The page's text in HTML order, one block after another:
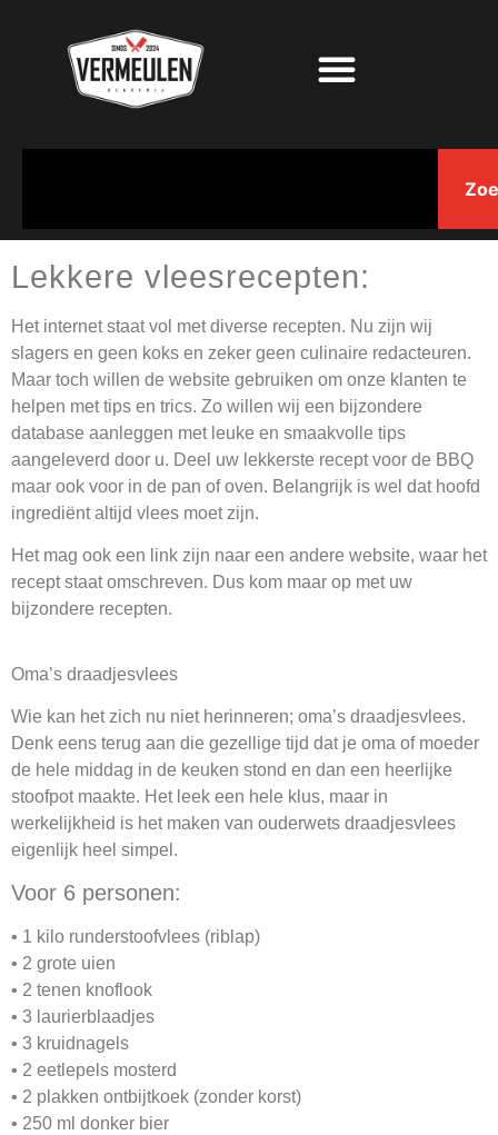
Lekkere vleesrecepten:
Het internet staat vol met diverse recepten. Nu zijn wij
slagers en geen koks en zeker geen culinaire redacteuren.
Maar toch willen de website gebruiken om onze klanten te
helpen met tips en trics. Zo willen wij een bijzondere
database aanleggen met leuke en smaakvolle tips
aangeleverd door u. Deel uw lekkerste recept voor de BBQ
maar ook voor in de pan of oven. Belangrijk is wel dat hoofd
ingrediënt altijd vlees moet zijn.
Het mag ook een link zijn naar een andere website, waar het
recept staat omschreven. Dus kom maar op met uw
bijzondere recepten.
Oma’s draadjesvlees
Wie kan het zich nu niet herinneren; oma’s draadjesvlees.
Denk eens terug aan die gezellige tijd dat je oma of moeder
de hele middag in de keuken stond en dan een heerlijke
stoofpot maakte. Het leek een hele klus, maar in
werkelijkheid is het maken van ouderwets draadjesvlees
eigenlijk heel simpel.
Voor 6 personen:
• 1 kilo runderstoofvlees (riblap)
• 2 grote uien
• 2 tenen knoflook
• 3 laurierblaadjes
• 3 kruidnagels
• 2 eetlepels mosterd
• 2 plakken ontbijtkoek (zonder korst)
• 250 ml donker bier